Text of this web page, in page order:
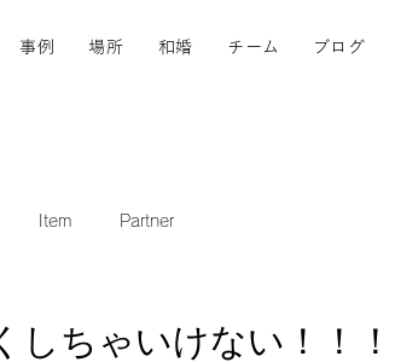
事例 場所 和婚 チーム ブログ
Item Partner
ちゃいけない！！！